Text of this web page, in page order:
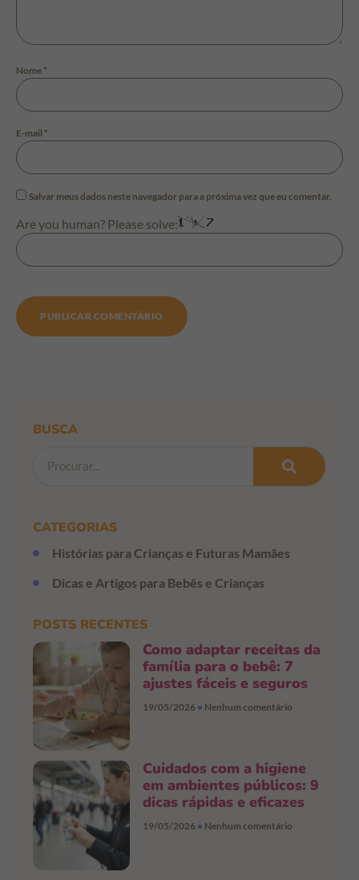
Nome *
E-mail *
Salvar meus dados neste navegador para a próxima vez que eu comentar.
Are you human? Please solve:
BUSCA
CATEGORIAS
Histórias para Crianças e Futuras Mamães
Dicas e Artigos para Bebês e Crianças
POSTS RECENTES
Como adaptar receitas da
família para o bebê: 7
ajustes fáceis e seguros
19/05/2026 Nenhum comentário
Cuidados com a higiene
em ambientes públicos: 9
dicas rápidas e eficazes
19/05/2026 Nenhum comentário